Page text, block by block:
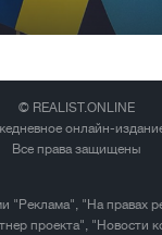
© REALIST.ONLINE
онлайн-
Все права защищены
"Реклама", "На правах
проекта", "Новости